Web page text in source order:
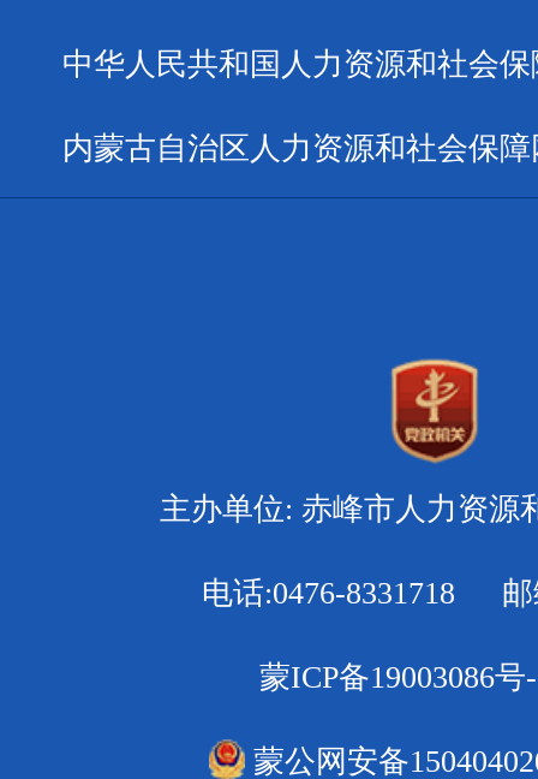
中华人民共和国人力资源和社会
内蒙古自治区人力资源和社会保障
主办单位: 赤峰市人力资源
电话:0476-8331718 邮
蒙ICP备19003086号
蒙公网安备